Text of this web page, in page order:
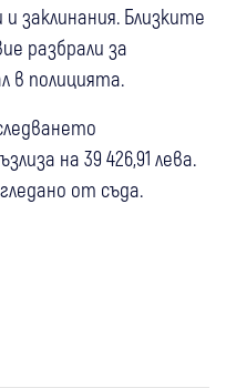
заклинания. Близките
разбрали за
в полицията.
на 39 426,91 лева.
от съда.